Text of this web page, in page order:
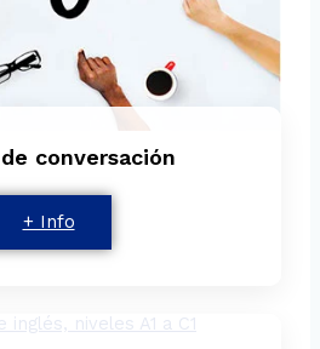
conversación
+ Info